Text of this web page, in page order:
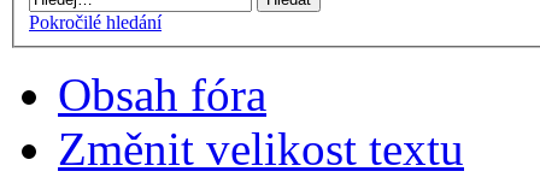
Pokročilé hledání
Obsah fóra
Změnit velikost textu